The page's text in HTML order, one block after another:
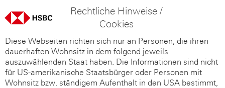
Rechtliche Hinweise /
Cookies
Diese Webseiten richten sich nur an Personen, die ihren
dauerhaften Wohnsitz in dem folgend jeweils
auszuwählenden Staat haben. Die Informationen sind nicht
für US-amerikanische Staatsbürger oder Personen mit
Wohnsitz bzw. ständigem Aufenthalt in den USA bestimmt,